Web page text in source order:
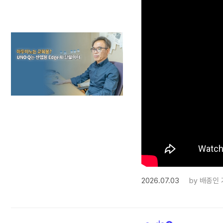
2026.07.03 by 배종인